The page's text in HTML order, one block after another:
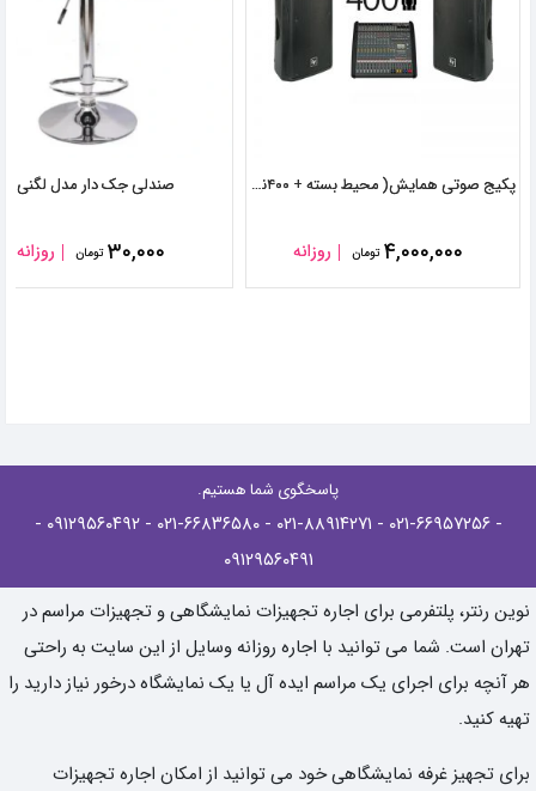
پکیج صوتی همایش( محیط‌ بسته + ۴۰۰نفر)
۴,۰۰۰,۰۰۰ تومان روزانه
صندلی جک دار مدل لگنی
۳۰,۰۰۰ تومان روزانه
پاسخگوی شما هستیم.
- ۰۲۱-۶۶۹۵۷۲۵۶ - ۰۲۱-۸۸۹۱۴۲۷۱ - ۰۲۱-۶۶۸۳۶۵۸۰ - ۰۹۱۲۹۵۶۰۴۹۲
-
۰۹۱۲۹۵۶۰۴۹۱
نوین رنتر، پلتفرمی برای اجاره تجهیزات نمایشگاهی و تجهیزات مراسم در
تهران است. شما می توانید با اجاره روزانه وسایل از این سایت به راحتی
هر آنچه برای اجرای یک مراسم ایده آل یا یک نمایشگاه درخور نیاز دارید را
تهیه کنید.
برای تجهیز غرفه نمایشگاهی خود می توانید از امکان اجاره تجهیزات